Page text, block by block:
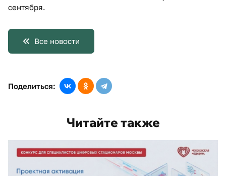
сентября.
Все новости
Поделиться:
Читайте также